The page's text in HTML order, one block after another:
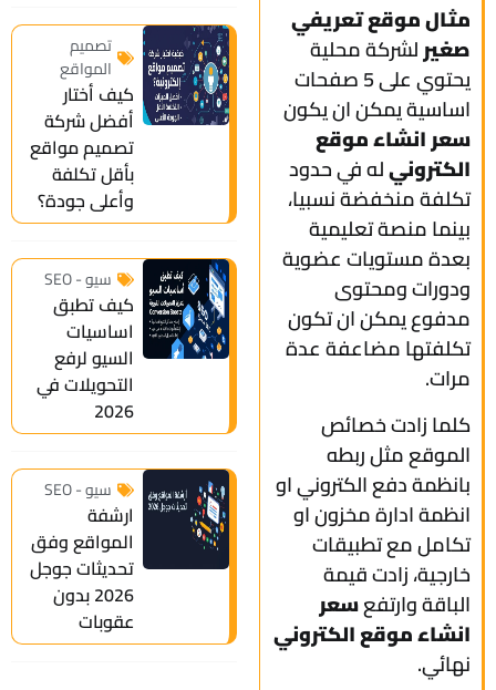
مثال موقع تعريفي
صغيرلشركة محلية
يحتوي على 5 صفحات
اساسية يمكن ان يكون
سعر انشاء موقع
الكترونيله في حدود
تكلفة منخفضة نسبيا،
بينما منصة تعليمية
بعدة مستويات عضوية
ودورات ومحتوى
مدفوع يمكن ان تكون
تكلفتها مضاعفة عدة
مرات.
كلما زادت خصائص
الموقع مثل ربطه
بانظمة دفع الكتروني او
انظمة ادارة مخزون او
تكامل مع تطبيقات
خارجية، زادت قيمة
الباقة وارتفعسعر
انشاء موقع الكتروني
نهائي.
تصميم
المواقع
كيف أختار
أفضل شركة
تصميم مواقع
بأقل تكلفة
وأعلى جودة؟
سيو - SEO
كيف تطبق
اساسيات
السيو لرفع
التحويلات في
2026
سيو - SEO
ارشفة
المواقع وفق
تحديثات جوجل
2026 بدون
عقوبات